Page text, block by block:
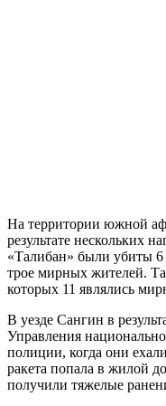
На территории южной
результате нескольких
«Талибан» были убиты 6
трое мирных жителей.
которых 11 являлись
В уезде Сангин в
Управления
полиции, когда они
ракета попала в жилой
получили тяжелые